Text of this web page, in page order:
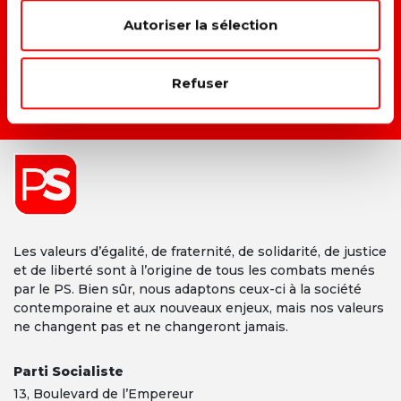
Autoriser la sélection
Refuser
Les valeurs d’égalité, de fraternité, de solidarité, de justice
et de liberté sont à l’origine de tous les combats menés
par le PS. Bien sûr, nous adaptons ceux-ci à la société
contemporaine et aux nouveaux enjeux, mais nos valeurs
ne changent pas et ne changeront jamais.
Parti Socialiste
13, Boulevard de l’Empereur